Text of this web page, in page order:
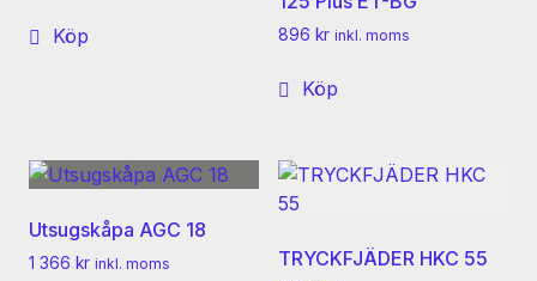
Köp 896 kr inkl. moms
Köp
Utsugskåpa AGC 18
1 366 kr inkl. moms TRYCKFJÄDER HKC 55